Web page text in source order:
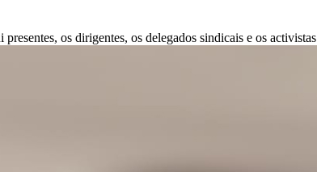
os dirigentes, os delegados sindicais e os